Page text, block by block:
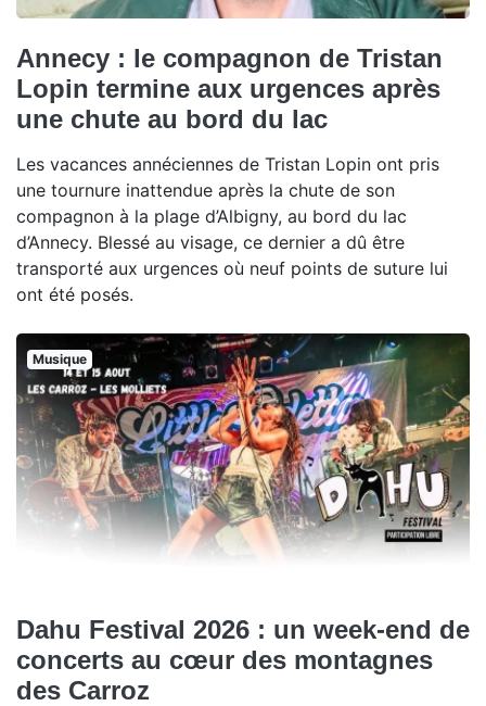
Annecy : le compagnon de Tristan
Lopin termine aux urgences après
une chute au bord du lac
Les vacances annéciennes de Tristan Lopin ont pris
une tournure inattendue après la chute de son
compagnon à la plage d’Albigny, au bord du lac
d’Annecy. Blessé au visage, ce dernier a dû être
transporté aux urgences où neuf points de suture lui
ont été posés.
Musique
Dahu Festival 2026 : un week-end de
concerts au cœur des montagnes
des Carroz